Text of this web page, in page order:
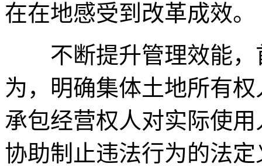
在在地感受到改革成效。
不断提升管理效能，
为，明确集体土地所有
承包经营权人对实际使
协助制止违法行为的法定